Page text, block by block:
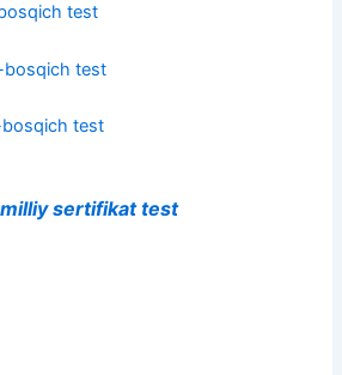
test
bosqich test
test
sertifikat test